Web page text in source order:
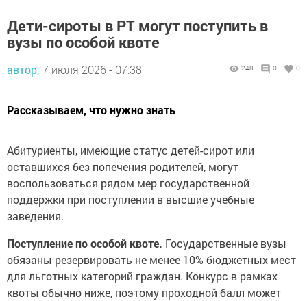
Дети-сироты в РТ могут поступить в
вузы по особой квоте
автор, 7 июля 2026 - 07:38 248 0 0
Рассказываем, что нужно знать
Абитуриенты, имеющие статус детей-сирот или
оставшихся без попечения родителей, могут
воспользоваться рядом мер государственной
поддержки при поступлении в высшие учебные
заведения.
Поступление по особой квоте. Государственные вузы
обязаны резервировать не менее 10% бюджетных мест
для льготных категорий граждан. Конкурс в рамках
квоты обычно ниже, поэтому проходной балл может